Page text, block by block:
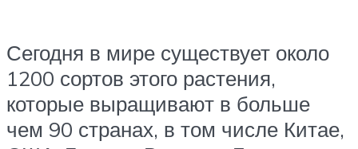
Сегодня в мире существует около
1200 сортов этого растения,
которые выращивают в больше
чем 90 странах, в том числе Китае,